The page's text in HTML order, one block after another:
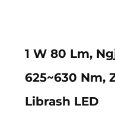
1 W 80 Lm,
625~630 Nm,
Librash LED